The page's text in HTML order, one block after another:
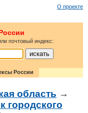
О проекте
почтовый индекс:
России
область →
городского